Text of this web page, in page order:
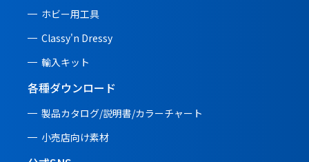
ホビー用工具
Classy'n Dressy
輸入キット
各種ダウンロード
製品カタログ/説明書/カラーチャート
小売店向け素材